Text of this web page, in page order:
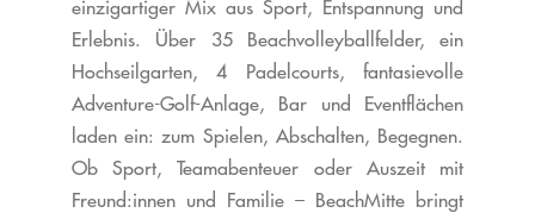
einzigartiger Mix aus Sport, Entspannung und
Erlebnis. Über 35 Beachvolleyballfelder, ein
Hochseilgarten, 4 Padelcourts, fantasievolle
Adventure-Golf-Anlage, Bar und Eventflächen
laden ein: zum Spielen, Abschalten, Begegnen.
Ob Sport, Teamabenteuer oder Auszeit mit
Freund:innen und Familie – BeachMitte bringt